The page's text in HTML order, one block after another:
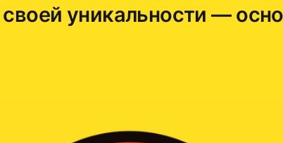
уникальности —